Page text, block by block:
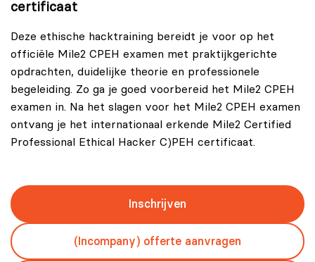
certificaat
Deze ethische hacktraining bereidt je voor op het
officiële Mile2 CPEH examen met praktijkgerichte
opdrachten, duidelijke theorie en professionele
begeleiding. Zo ga je goed voorbereid het Mile2 CPEH
examen in. Na het slagen voor het Mile2 CPEH examen
ontvang je het internationaal erkende Mile2 Certified
Professional Ethical Hacker C)PEH certificaat.
Inschrijven
(Incompany) offerte aanvragen